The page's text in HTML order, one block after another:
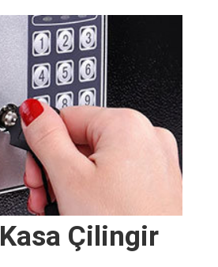
Çilingir